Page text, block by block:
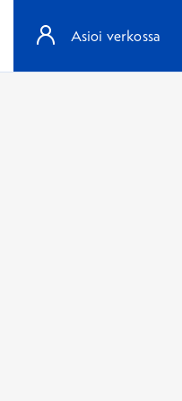
Asioi verkossa